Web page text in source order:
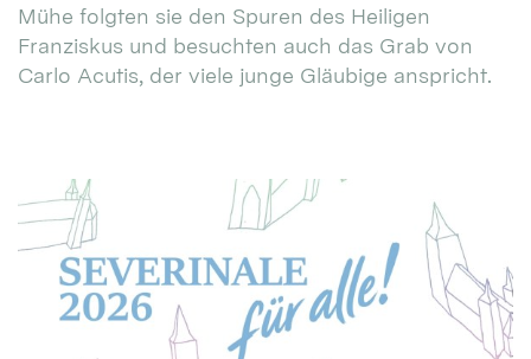
Mühe folgten sie den Spuren des Heiligen
Franziskus und besuchten auch das Grab von
Carlo Acutis, der viele junge Gläubige anspricht.